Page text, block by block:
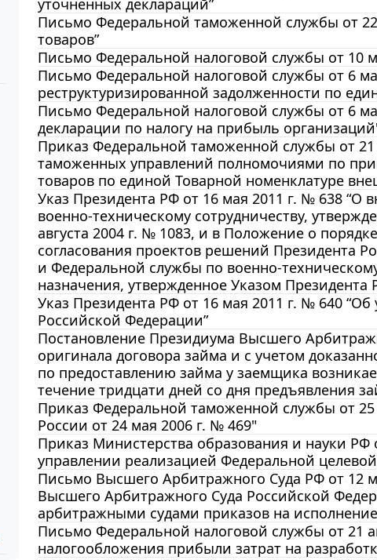
Письмо Федеральной таможенной службы от
товаров”
Письмо Федеральной налоговой службы от 10
Письмо Федеральной налоговой службы от 6
реструктуризированной задолженности по
Письмо Федеральной налоговой службы от 6
декларации по налогу на прибыль
Приказ Федеральной таможенной службы от
таможенных управлений полномочиями по
товаров по единой Товарной номенклатуре
Указ Президента РФ от 16 мая 2011 г. № 638
военно-техническому сотрудничеству,
августа 2004 г. № 1083, и в Положение о
согласования проектов решений Президента
и Федеральной службы по военно-
назначения, утвержденное Указом
Указ Президента РФ от 16 мая 2011 г. № 640
Российской Федерации”
Постановление Президиума Высшего
оригинала договора займа и с учетом
по предоставлению займа у заемщика
течение тридцати дней со дня предъявления
Приказ Федеральной таможенной службы от
России от 24 мая 2006 г. № 469"
Приказ Министерства образования и науки
управлении реализацией Федеральной
Письмо Высшего Арбитражного Суда РФ от
Высшего Арбитражного Суда Российской
арбитражными судами приказов на
Письмо Федеральной налоговой службы от 21
налогообложения прибыли затрат на